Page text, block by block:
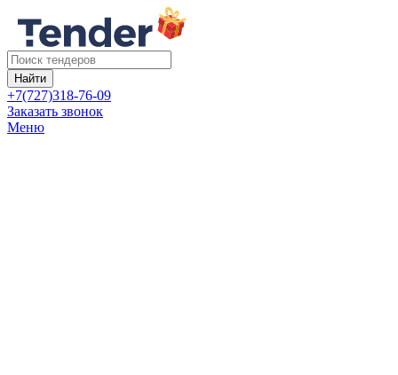
Найти
+7(727)318-76-09
Заказать звонок
Меню